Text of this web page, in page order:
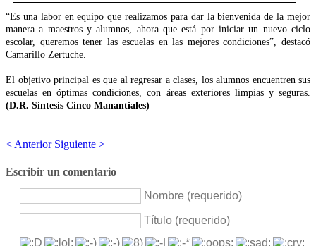
“Es una labor en equipo que realizamos para dar la bienvenida de la mejor
manera a maestros y alumnos, ahora que está por iniciar un nuevo ciclo
escolar, queremos tener las escuelas en las mejores condiciones”, destacó
Camarillo Zertuche.
El objetivo principal es que al regresar a clases, los alumnos encuentren sus
escuelas en óptimas condiciones, con áreas exteriores limpias y seguras.
(D.R. Síntesis Cinco Manantiales)
< Anterior Siguiente >
Escribir un comentario
Nombre (requerido)
Título (requerido)